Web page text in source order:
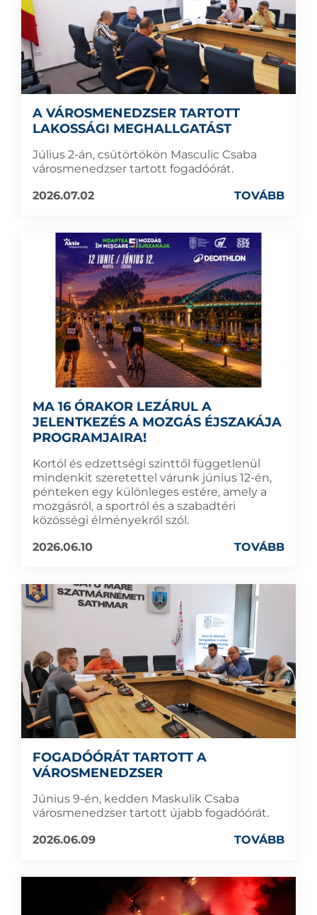
A VÁROSMENEDZSER TARTOTT
LAKOSSÁGI MEGHALLGATÁST
Július 2-án, csütörtökön Masculic Csaba
városmenedzser tartott fogadóórát.
2026.07.02
TOVÁBB
MA 16 ÓRAKOR LEZÁRUL A
JELENTKEZÉS A MOZGÁS ÉJSZAKÁJA
PROGRAMJAIRA!
Kortól és edzettségi szinttől függetlenül
mindenkit szeretettel várunk június 12-én,
pénteken egy különleges estére, amely a
mozgásról, a sportról és a szabadtéri
közösségi élményekről szól.
2026.06.10
TOVÁBB
FOGADÓÓRÁT TARTOTT A
VÁROSMENEDZSER
Június 9-én, kedden Maskulik Csaba
városmenedzser tartott újabb fogadóórát.
2026.06.09
TOVÁBB